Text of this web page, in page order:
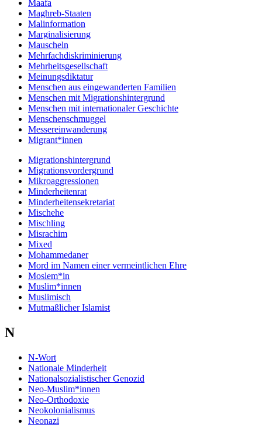
Maafa
Maghreb-Staaten
Malinformation
Marginalisierung
Mauscheln
Mehrfachdiskriminierung
Mehrheitsgesellschaft
Meinungsdiktatur
Menschen aus eingewanderten Familien
Menschen mit Migrationshintergrund
Menschen mit internationaler Geschichte
Menschenschmuggel
Messereinwanderung
Migrant*innen
Migrationshintergrund
Migrationsvordergrund
Mikroaggressionen
Minderheitenrat
Minderheitensekretariat
Mischehe
Mischling
Misrachim
Mixed
Mohammedaner
Mord im Namen einer vermeintlichen Ehre
Moslem*in
Muslim*innen
Muslimisch
Mutmaßlicher Islamist
N
N-Wort
Nationale Minderheit
Nationalsozialistischer Genozid
Neo-Muslim*innen
Neo-Orthodoxie
Neokolonialismus
Neonazi